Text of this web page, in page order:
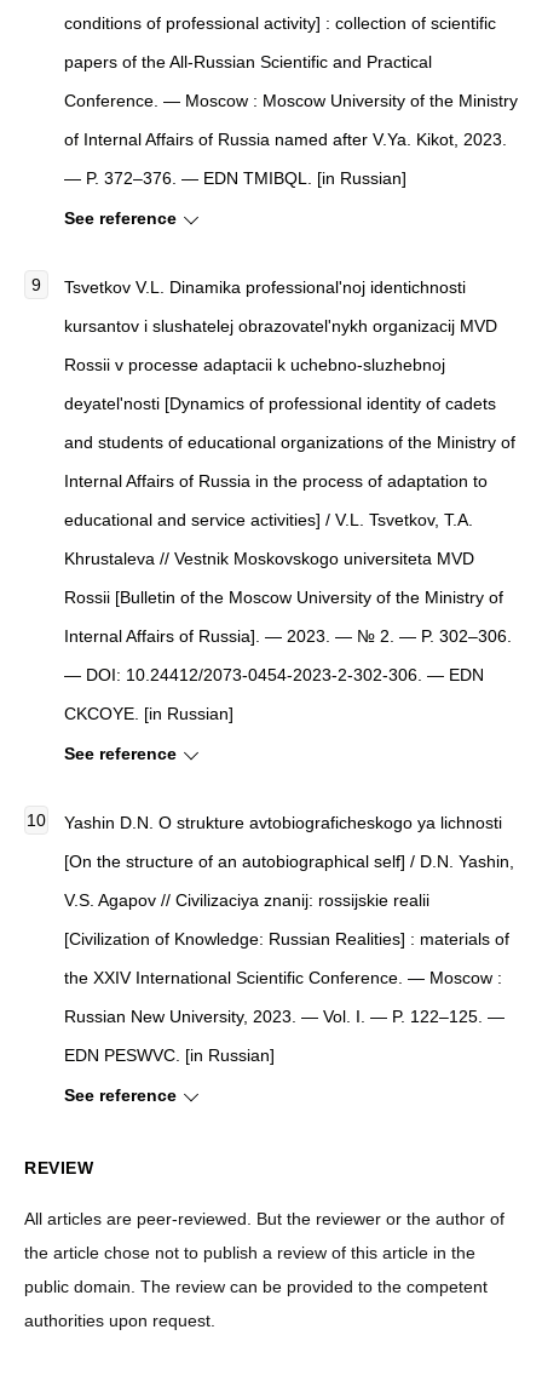
conditions of professional activity] : collection of scientific
papers of the All-Russian Scientific and Practical
Conference. — Moscow : Moscow University of the Ministry
of Internal Affairs of Russia named after V.Ya. Kikot, 2023.
— P. 372–376. — EDN TMIBQL. [in Russian]
See reference
Tsvetkov V.L. Dinamika professional'noj identichnosti
kursantov i slushatelej obrazovatel'nykh organizacij MVD
Rossii v processe adaptacii k uchebno-sluzhebnoj
deyatel'nosti [Dynamics of professional identity of cadets
and students of educational organizations of the Ministry of
Internal Affairs of Russia in the process of adaptation to
educational and service activities] / V.L. Tsvetkov, T.A.
Khrustalеva // Vestnik Moskovskogo universiteta MVD
Rossii [Bulletin of the Moscow University of the Ministry of
Internal Affairs of Russia]. — 2023. — № 2. — P. 302–306.
— DOI: 10.24412/2073-0454-2023-2-302-306. — EDN
CKCOYE. [in Russian]
See reference
Yashin D.N. O strukture avtobiograficheskogo ya lichnosti
[On the structure of an autobiographical self] / D.N. Yashin,
V.S. Agapov // Civilizaciya znanij: rossijskie realii
[Civilization of Knowledge: Russian Realities] : materials of
the XXIV International Scientific Conference. — Moscow :
Russian New University, 2023. — Vol. I. — P. 122–125. —
EDN PESWVC. [in Russian]
See reference
REVIEW
All articles are peer-reviewed. But the reviewer or the author of
the article chose not to publish a review of this article in the
public domain. The review can be provided to the competent
authorities upon request.